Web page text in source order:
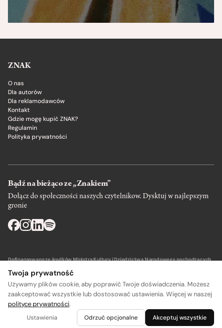
ZNAK
O nas
Dla autorów
Dla reklamodawców
Kontakt
Gdzie mogę kupić ZNAK?
Regulamin
Polityka prywatności
Bądź na bieżąco ze „Znakiem”
Dołącz do społeczności naszych czytelnikow. Dysktuj w najlepszym
gronie
Dofinansowano ze środków Ministra Kultury i Dziedzictwa Narodowego pochodzących
Wydawca: SIW Znak w Krakowie
Twoja prywatność
Używamy plików cookie, aby poprawić Twoje doświadczenia. Możesz
zaakceptować wszystkie lub dostosować ustawienia. Więcej w naszej
polityce prywatności.
Ustawienia Odrzuć opcjonalne Akceptuj wszystkie